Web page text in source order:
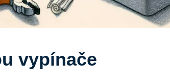
vypínače